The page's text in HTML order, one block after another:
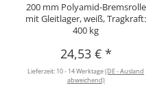
200 mm Polyamid-Bremsrolle
mit Gleitlager, weiß, Tragkraft:
400 kg
24,53 € *
Lieferzeit: 10 - 14 Werktage(DE - Ausland
abweichend)